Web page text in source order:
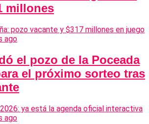
millones
ago
el pozo de la Poceada
el próximo sorteo tras
ago